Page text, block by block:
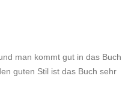
man kommt gut in das Buch
guten Stil ist das Buch sehr